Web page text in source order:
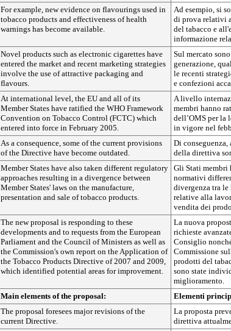
For example, new evidence on flavourings used in
tobacco products and effectiveness of health
warnings has become available.
Ad esempio, si
di prova relativi
del tabacco e
informazione
Novel products such as electronic cigarettes have
entered the market and recent marketing strategies
involve the use of attractive packaging and
flavours.
Sul mercato
generazione,
le recenti
e confezioni
At international level, the EU and all of its
Member States have ratified the WHO Framework
Convention on Tobacco Control (FCTC) which
entered into force in February 2005.
A livello
membri hanno
dell’OMS per la
in vigore nel
As a consequence, some of the current provisions
of the Directive have become outdated.
Di
della direttiva
Member States have also taken different regulatory
approaches resulting in a divergence between
Member States' laws on the manufacture,
presentation and sale of tobacco products.
Gli Stati membri
normativi
divergenza tra
relative alla
vendita dei
The new proposal is responding to these
developments and to requests from the European
Parliament and the Council of Ministers as well as
the Commission's own report on the Application of
the Tobacco Products Directive of 2007 and 2009,
which identified potential areas for improvement.
La nuova
richieste
Consiglio
Commissione
prodotti del
sono state
miglioramento.
Main elements of the proposal:
Elementi
The proposal foresees major revisions of the
current Directive.
La proposta
direttiva